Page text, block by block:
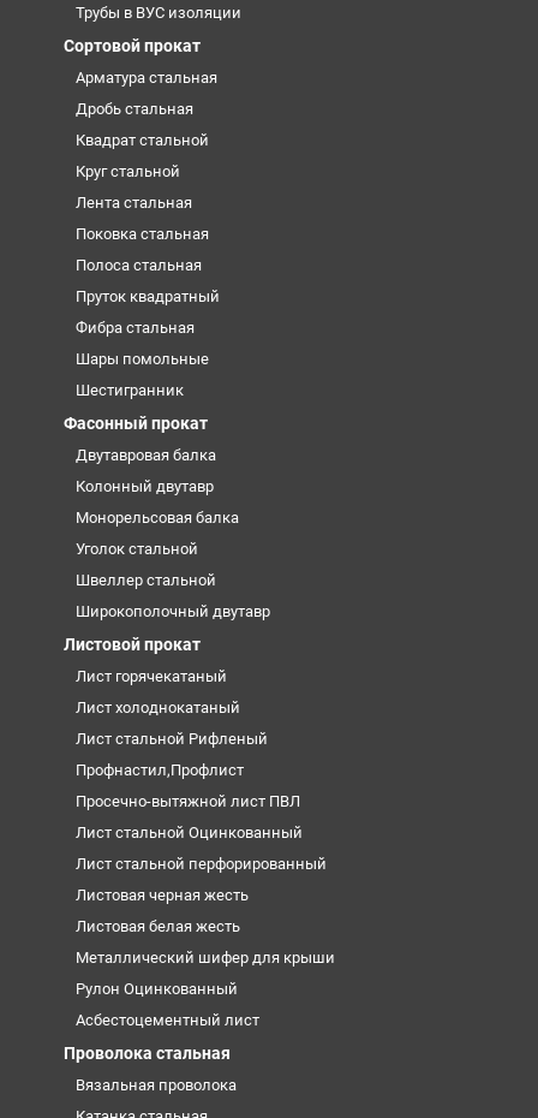
Трубы в ВУС изоляции
Сортовой прокат
Арматура стальная
Дробь стальная
Квадрат стальной
Круг стальной
Лента стальная
Поковка стальная
Полоса стальная
Пруток квадратный
Фибра стальная
Шары помольные
Шестигранник
Фасонный прокат
Двутавровая балка
Колонный двутавр
Монорельсовая балка
Уголок стальной
Швеллер стальной
Широкополочный двутавр
Листовой прокат
Лист горячекатаный
Лист холоднокатаный
Лист стальной Рифленый
Профнастил,Профлист
Просечно-вытяжной лист ПВЛ
Лист стальной Оцинкованный
Лист стальной перфорированный
Листовая черная жесть
Листовая белая жесть
Металлический шифер для крыши
Рулон Оцинкованный
Асбестоцементный лист
Проволока стальная
Вязальная проволока